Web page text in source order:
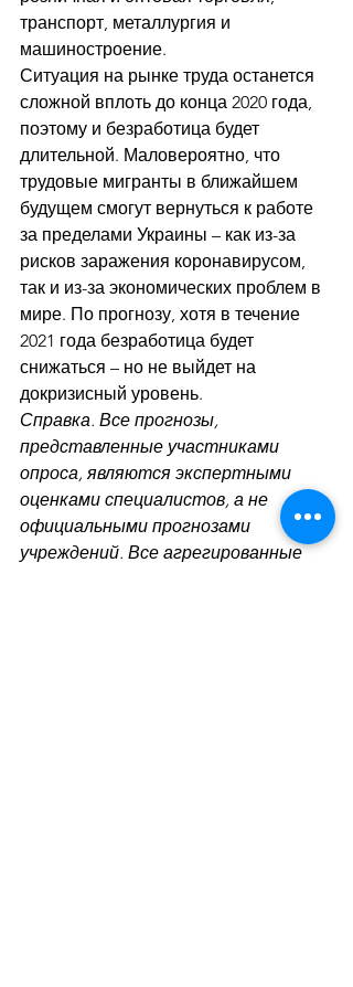
транспорт, металлургия и
машиностроение.
Ситуация на рынке труда останется
сложной вплоть до конца 2020 года,
поэтому и безработица будет
длительной. Маловероятно, что
трудовые мигранты в ближайшем
будущем смогут вернуться к работе
за пределами Украины – как из-за
рисков заражения коронавирусом,
так и из-за экономических проблем в
мире. По прогнозу, хотя в течение
2021 года безработица будет
снижаться – но не выйдет на
докризисный уровень.
Справка. Все прогнозы,
представленные участниками
опроса, являются экспертными
оценками специалистов, а не
официальными прогнозами
учреждений. Все агрегированные